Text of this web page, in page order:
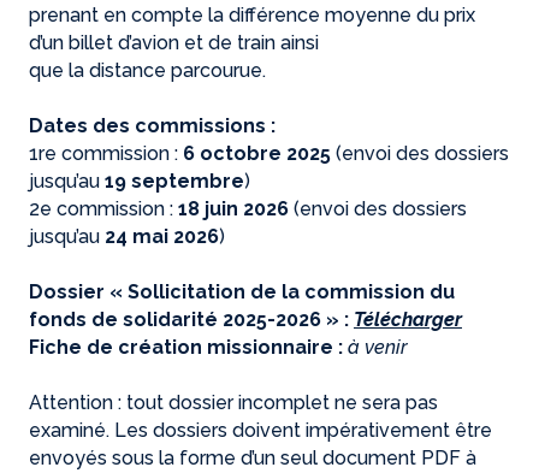
prenant en compte la différence moyenne du prix
d’un billet d’avion et de train ainsi
que la distance parcourue.
Dates des commissions :
1re commission : 6 octobre 2025 (envoi des dossiers
jusqu’au 19 septembre)
2e commission : 18 juin 2026 (envoi des dossiers
jusqu’au 24 mai 2026)
Dossier « Sollicitation de la commission du
fonds de solidarité 2025-2026 » : Télécharger
Fiche de création missionnaire : à venir
Attention : tout dossier incomplet ne sera pas
examiné. Les dossiers doivent impérativement être
envoyés sous la forme d’un seul document PDF à